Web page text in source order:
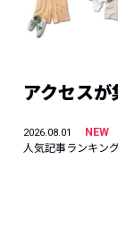
アクセス
2026.08.01
NEW
人気記事ランキン